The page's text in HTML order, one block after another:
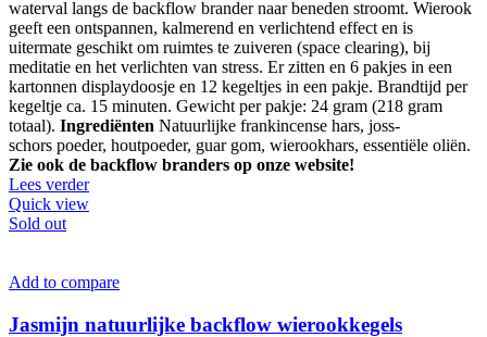
waterval langs de backflow brander naar beneden stroomt. Wierook
geeft een ontspannen, kalmerend en verlichtend effect en is
uitermate geschikt om ruimtes te zuiveren (space clearing), bij
meditatie en het verlichten van stress. Er zitten en 6 pakjes in een
kartonnen displaydoosje en 12 kegeltjes in een pakje. Brandtijd per
kegeltje ca. 15 minuten. Gewicht per pakje: 24 gram (218 gram
totaal). Ingrediënten Natuurlijke frankincense hars, joss-
schors poeder, houtpoeder, guar gom, wierookhars, essentiële oliën.
Zie ook de backflow branders op onze website!
Lees verder
Quick view
Sold out
Add to compare
Jasmijn natuurlijke backflow wierookkegels